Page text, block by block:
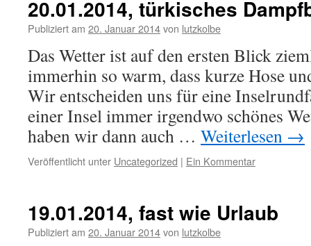
20.01.2014, türkisches
Publiziert am 20. Januar 2014von lutzkolbe
Das Wetter ist auf den ersten Blick
immerhin so warm, dass kurze Hose
Wir entscheiden uns für eine
einer Insel immer irgendwo schönes
haben wir dann auch … Weiterlesen →
Veröffentlicht unter Uncategorized | Ein Kommentar
19.01.2014, fast wie Urlaub
Publiziert am 20. Januar 2014von lutzkolbe